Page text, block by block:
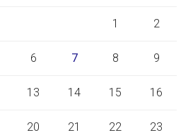
1 2
6 7 8 9
13 14 15 16
20 21 22 23